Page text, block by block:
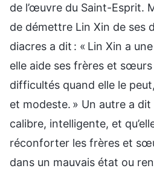
de l’œuvre du Saint-Esprit.
de démettre Lin Xin de ses
diacres a dit : « Lin Xin a
elle aide ses frères et
difficultés quand elle le
et modeste. » Un autre a dit
calibre, intelligente, et
réconforter les frères et
dans un mauvais état ou